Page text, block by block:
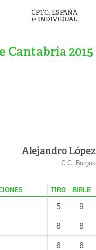
CPTO. ESPAÑA
1ª INDIVIDUAL
Cantabria 2015
Alejandro López
C.C. Burgos
TIRO B IRLE
5 9
8 8
6 6